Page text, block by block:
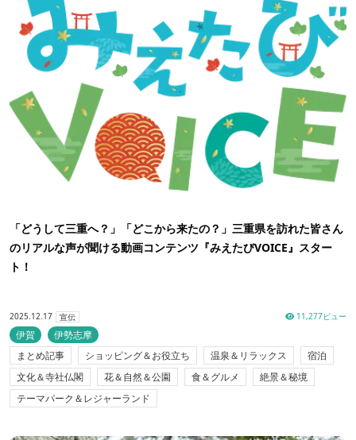
「どうして三重へ？」「どこから来たの？」三重県を訪れた皆さん
のリアルな声が聞ける動画コンテンツ『みえたびVOICE』スター
ト！
2025.12.17 宣伝 11,277ビュー
伊賀
伊勢志摩
まとめ記事
ショッピング＆お役立ち 温泉＆リラックス
宿泊
文化＆寺社仏閣
花＆自然＆公園 食＆グルメ
絶景＆秘境
テーマパーク＆レジャーランド